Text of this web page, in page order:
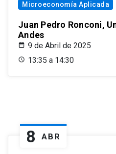
Microeconomía Aplicada
Juan Pedro Ronconi,
Andes
9 de Abril de 2025
13:35 a 14:30
8 ABR